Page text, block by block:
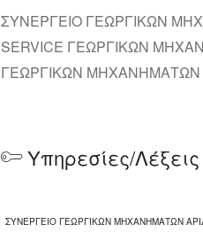
ΣΥΝΕΡΓΕΙΟ ΓΕΩΡΓΙΚΩΝ
SERVICE ΓΕΩΡΓΙΚΩΝ
ΓΕΩΡΓΙΚΩΝ ΜΗΧΑΝΗΜΑΤΩΝ
Υπηρεσίες/Λέξεις
ΣΥΝΕΡΓΕΙΟ ΓΕΩΡΓΙΚΩΝ ΜΗΧΑΝΗΜΑΤΩΝ